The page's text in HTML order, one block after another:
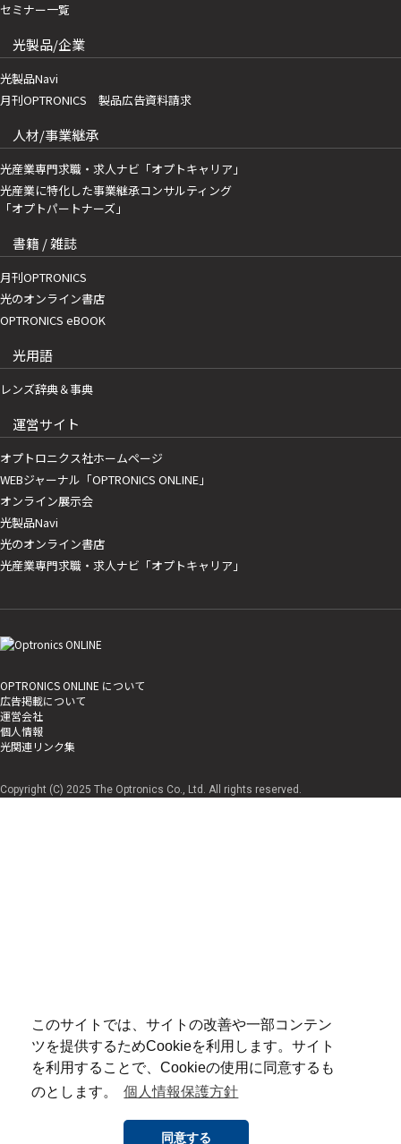
このサイトでは、サイトの改善や一部コンテン
ツを提供するためCookieを利用します。サイト
を利用することで、Cookieの使用に同意するも
のとします。
個人情報保護方針
同意する
セミナー一覧
光製品/企業
光製品Navi
月刊OPTRONICS 製品広告資料請求
人材/事業継承
光産業専門求職・求人ナビ「オプトキャリア」
光産業に特化した事業継承コンサルティング
「オプトパートナーズ」
書籍 / 雑誌
月刊OPTRONICS
光のオンライン書店
OPTRONICS eBOOK
光用語
レンズ辞典＆事典
運営サイト
オプトロニクス社ホームページ
WEBジャーナル「OPTRONICS ONLINE」
オンライン展示会
光製品Navi
光のオンライン書店
光産業専門求職・求人ナビ「オプトキャリア」
OPTRONICS ONLINE について
広告掲載について
運営会社
個人情報
光関連リンク集
Copyright (C) 2025 The Optronics Co., Ltd. All rights reserved.